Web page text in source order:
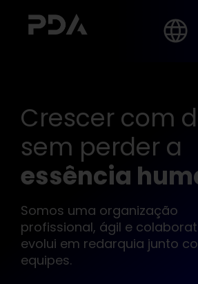
Crescer com
sem perder a
essência
Somos uma organização
profissional, ágil e
evolui em redarquia junto
equipes.